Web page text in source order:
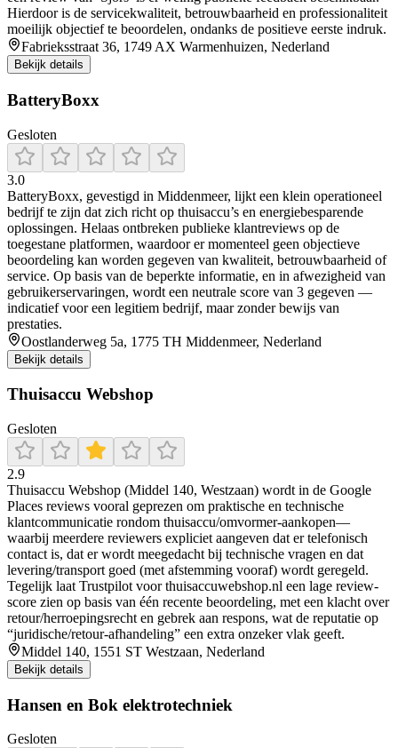
Hierdoor is de servicekwaliteit, betrouwbaarheid en professionaliteit
moeilijk objectief te beoordelen, ondanks de positieve eerste indruk.
Fabrieksstraat 36, 1749 AX Warmenhuizen, Nederland
Bekijk details
BatteryBoxx
Gesloten
3.0
BatteryBoxx, gevestigd in Middenmeer, lijkt een klein operationeel
bedrijf te zijn dat zich richt op thuisaccu’s en energiebesparende
oplossingen. Helaas ontbreken publieke klantreviews op de
toegestane platformen, waardoor er momenteel geen objectieve
beoordeling kan worden gegeven van kwaliteit, betrouwbaarheid of
service. Op basis van de beperkte informatie, en in afwezigheid van
gebruikerservaringen, wordt een neutrale score van 3 gegeven —
indicatief voor een legitiem bedrijf, maar zonder bewijs van
prestaties.
Oostlanderweg 5a, 1775 TH Middenmeer, Nederland
Bekijk details
Thuisaccu Webshop
Gesloten
2.9
Thuisaccu Webshop (Middel 140, Westzaan) wordt in de Google
Places reviews vooral geprezen om praktische en technische
klantcommunicatie rondom thuisaccu/omvormer-aankopen—
waarbij meerdere reviewers expliciet aangeven dat er telefonisch
contact is, dat er wordt meegedacht bij technische vragen en dat
levering/transport goed (met afstemming vooraf) wordt geregeld.
Tegelijk laat Trustpilot voor thuisaccuwebshop.nl een lage review-
score zien op basis van één recente beoordeling, met een klacht over
retour/herroepingsrecht en gebrek aan respons, wat de reputatie op
“juridische/retour-afhandeling” een extra onzeker vlak geeft.
Middel 140, 1551 ST Westzaan, Nederland
Bekijk details
Hansen en Bok elektrotechniek
Gesloten